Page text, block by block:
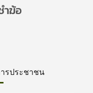
ำฆ้อ
รประชาชน